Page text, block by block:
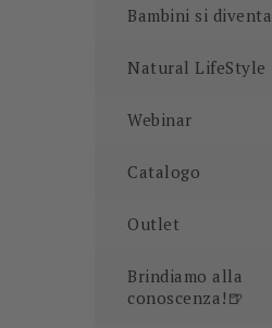
Bambini si diventa
Natural LifeStyle
Webinar
Catalogo
Outlet
Brindiamo alla
conoscenza!🍺